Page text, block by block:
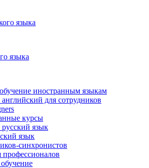
языка
языка
иностранным языкам
для сотрудников
курсы
язык
язык
синхронистов